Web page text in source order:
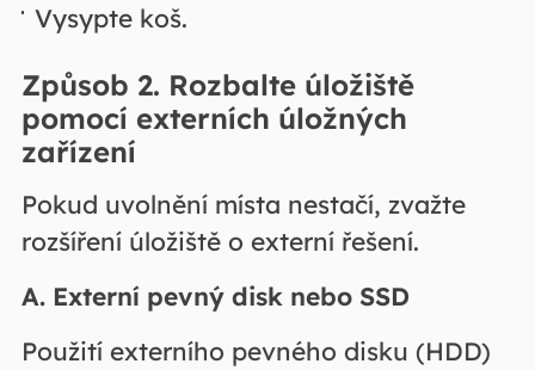
Vysypte koš.
Způsob 2. Rozbalte úložiště
pomocí externích úložných
zařízení
Pokud uvolnění místa nestačí, zvažte
rozšíření úložiště o externí řešení.
A. Externí pevný disk nebo SSD
Použití externího pevného disku (HDD)